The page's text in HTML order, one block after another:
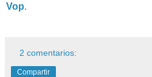
Vop.
2 comentarios:
Compartir